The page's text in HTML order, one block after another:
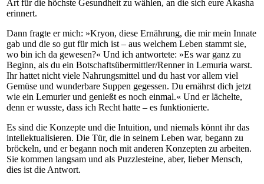
Art für die höchste Gesundheit zu wählen, an die sich eure Akasha
erinnert.
Dann fragte er mich: »Kryon, diese Ernährung, die mir mein Innate
gab und die so gut für mich ist – aus welchem Leben stammt sie,
wo bin ich da gewesen?« Und ich antwortete: »Es war ganz zu
Beginn, als du ein Botschaftsübermittler/Renner in Lemuria warst.
Ihr hattet nicht viele Nahrungsmittel und du hast vor allem viel
Gemüse und wunderbare Suppen gegessen. Du ernährst dich jetzt
wie ein Lemurier und genießt es noch einmal.« Und er lächelte,
denn er wusste, dass ich Recht hatte – es funktionierte.
Es sind die Konzepte und die Intuition, und niemals könnt ihr das
intellektualisieren. Die Tür, die in seinem Leben war, begann zu
bröckeln, und er begann noch mit anderen Konzepten zu arbeiten.
Sie kommen langsam und als Puzzlesteine, aber, lieber Mensch,
dies ist die Antwort.